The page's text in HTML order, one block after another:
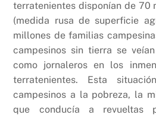
terratenientes disponían de 70
(medida rusa de superficie
millones de familias
campesinos sin tierra se
como jornaleros en los
terratenientes. Esta
campesinos a la pobreza, la
que conducía a revueltas